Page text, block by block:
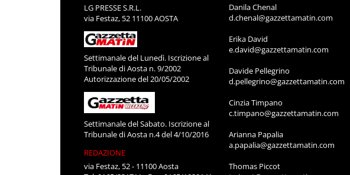
LG PRESSE S.R.L.
via Festaz, 52 11100 AOSTA
Settimanale del Lunedì. Iscrizione al
Tribunale di Aosta n. 9/2002
Autorizzazione del 20/05/2002
Settimanale del Sabato. Iscrizione al
Tribunale di Aosta n.4 del 4/10/2016
REDAZIONE
via Festaz, 52 - 11100 Aosta
Danila Chenal
d.chenal@gazzettamatin.com
Erika David
e.david@gazzettamatin.com
Davide Pellegrino
d.pellegrino@gazzettamatin.com
Cinzia Timpano
c.timpano@gazzettamatin.com
Arianna Papalia
a.papalia@gazzettamatin.com
Thomas Piccot